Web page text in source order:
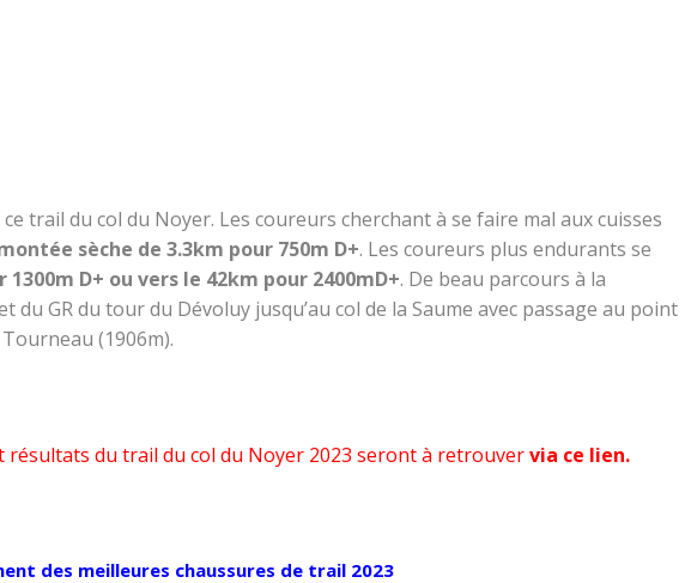
trail du col du Noyer. Les coureurs cherchant à se faire mal aux cuisses
sèche de 3.3km pour 750m D+. Les coureurs plus endurants se
1300m D+ ou vers le 42km pour 2400mD+. De beau parcours à la
du GRdu tour du Dévoluy jusqu’au col de la Saume avec passage au point
(1906m).
résultats du trail du col du Noyer 2023 seront à retrouvervia ce lien.
des meilleures chaussures de trail 2023